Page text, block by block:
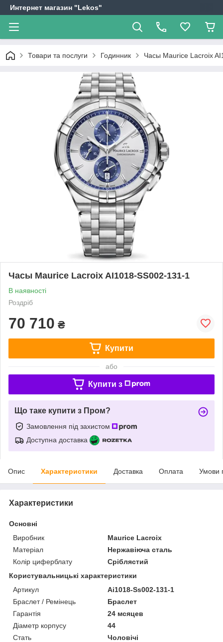
Интернет магазин "Lekos"
Товари та послуги Годинник Часы Maurice Lacroix
Часы Maurice Lacroix AI1018-SS002-131-1
В наявності
Роздріб
70 710 ₴
Купити
або
Купити з
Що таке купити з Пром?
Замовлення під захистом
Доступна доставка
Опис Характеристики Доставка Оплата Умови
Характеристики
Основні
Виробник
Maurice Lacroix
Матеріал
Нержавіюча сталь
Колір циферблату
Сріблястий
Користувальницькі характеристики
Артикул
Ai1018-Ss002-131-1
Браслет / Ремінець
Браслет
Гарантія
24 мсяцев
Діаметр корпусу
44
Стать
Чоловічі